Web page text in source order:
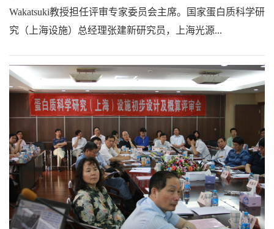
Wakatsuki教授担任评审专家委员会主席。国家蛋白质科学研
究（上海设施）总经理张建新研究员，上海光源...